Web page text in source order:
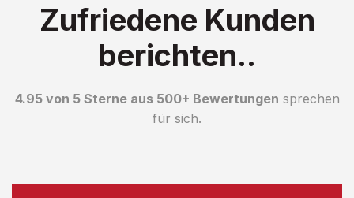
Zufriedene Kunden
berichten..
4.95 von 5 Sterne aus 500+ Bewertungen sprechen
für sich.